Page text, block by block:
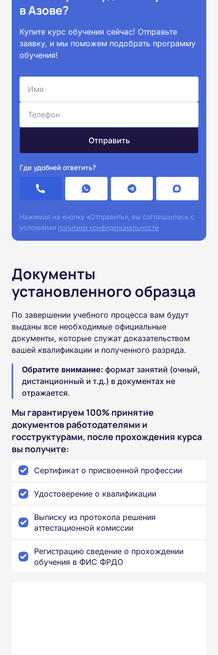
в Азове?
Купите курс обучения сейчас! Отправьте
заявку, и мы поможем подобрать программу
обучения!
Где удобней ответить?
Нажимая на кнопку «Отправить», вы соглашаетесь с
условиями политики конфиденциальности
Документы
установленного образца
По завершении учебного процесса вам будут
выданы все необходимые официальные
документы, которые служат доказательством
вашей квалификации и полученного разряда.
Обратите внимание: формат занятий (очный,
дистанционный и т.д.) в документах не
отражается.
Мы гарантируем 100% принятие
документов работодателями и
госструктурами, после прохождения курса
вы получите:
Сертификат о присвоенной профессии
Удостоверение о квалификации
Выписку из протокола решения
аттестационной комиссии
Регистрацию сведение о прохождении
обучения в ФИС ФРДО